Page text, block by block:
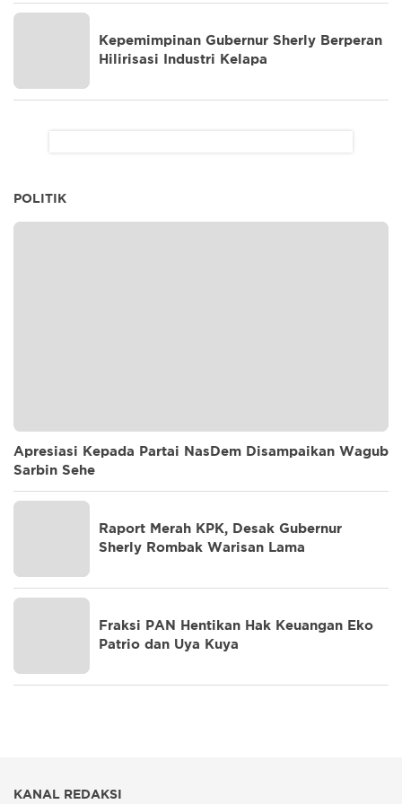
Kepemimpinan Gubernur Sherly Berperan
Hilirisasi Industri Kelapa
POLITIK
Apresiasi Kepada Partai NasDem Disampaikan Wagub
Sarbin Sehe
Raport Merah KPK, Desak Gubernur
Sherly Rombak Warisan Lama
Fraksi PAN Hentikan Hak Keuangan Eko
Patrio dan Uya Kuya
KANAL REDAKSI